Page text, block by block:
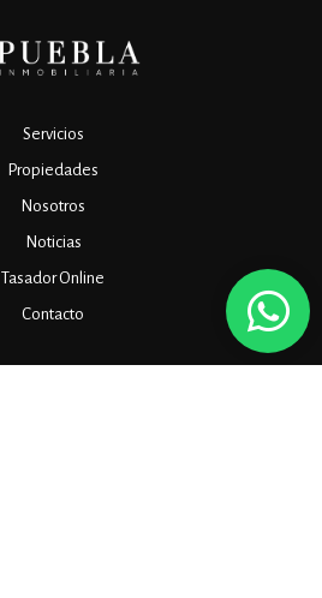
Servicios
Propiedades
Nosotros
Noticias
Tasador Online
Contacto